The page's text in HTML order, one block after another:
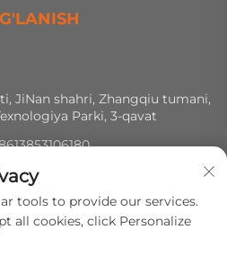
JiNan shahri, Zhangqiu tumani,
Parki, 3-qavat
531 8891 0288
protected]
tools to provide our services.
all cookies, click Personalize